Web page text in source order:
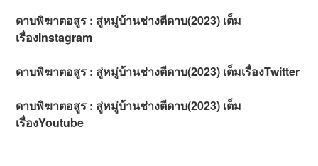
ดาบพิฆาตอสูร : สู่หมู่บ้านช่างตีดาบ(2023) เต็ม
เรื่องInstagram
ดาบพิฆาตอสูร : สู่หมู่บ้านช่างตีดาบ(2023) เต็มเรื่องTwitter
ดาบพิฆาตอสูร : สู่หมู่บ้านช่างตีดาบ(2023) เต็ม
เรื่องYoutube